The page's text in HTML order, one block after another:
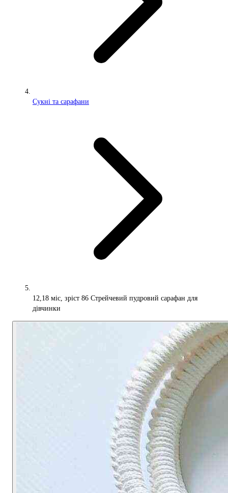
Сукні та сарафани
12,18 міс, зріст 86 Стрейчевий пудровий сарафан для
дівчинки